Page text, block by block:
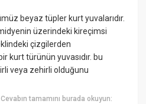
beyaz tüpler kurt yuvalarıdır.
üzerindeki kireçimsi
çizgilerden
kurt türünün yuvasıdır. bu
veya zehirli olduğunu
Cevabın tamamını burada okuyun: